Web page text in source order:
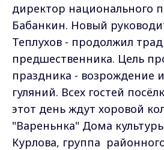
директор национального
Бабанкин. Новый
Теплухов - продолжил
предшественника. Цель
праздника - возрождение
гуляний. Всех гостей
этот день ждут хоровой
"Вареньнка" Дома
Курлова, группа